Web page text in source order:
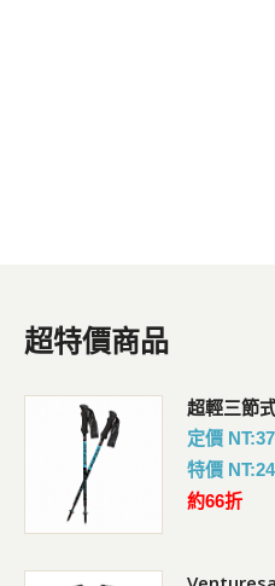
超特價商品
超輕三節
定價
特價
約66折